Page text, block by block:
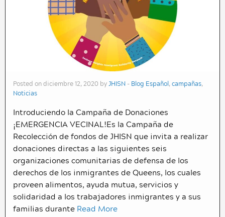
Posted on diciembre 12, 2020 byJHISN - Blog Español,campañas,
Noticias
Introduciendo la Campaña de Donaciones
¡EMERGENCIA VECINAL!Es la Campaña de
Recolección de fondos de JHISN que invita a realizar
donaciones directas a las siguientes seis
organizaciones comunitarias de defensa de los
derechos de los inmigrantes de Queens, los cuales
proveen alimentos, ayuda mutua, servicios y
solidaridad a los trabajadores inmigrantes y a sus
familias durante Read More